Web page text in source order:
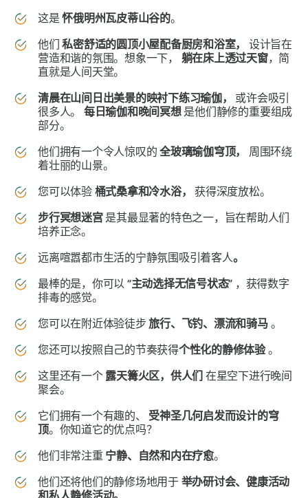
这是怀俄明州瓦皮蒂山谷的。
他们私密舒适的圆顶小屋配备厨房和浴室，
设计旨在
营造和谐的氛围。想象一下， 躺在床上透过天窗，简
直就是人间天堂。
清晨在山间日出美景的映衬下练习瑜伽，
或许会吸引
很多人。 每日瑜伽和晚间冥想 是他们静修的重要组成
部分。
他们拥有一个令人惊叹的全玻璃瑜伽穹顶， 周围环绕
着壮丽的山景。
您可以体验 桶式桑拿和冷水浴，获得深度放松。
步行冥想迷宫 是其最显著的特色之一，旨在帮助人们
培养正念。
远离喧嚣都市生活的宁静氛围吸引着客人。
最棒的是，你可以 “主动选择无信号状态” ，获得数字
排毒的感觉。
您可以在附近体验徒步旅行、飞钓、漂流和骑马 。
您还可以按照自己的节奏获得个性化的静修体验。
这里还有一个 露天篝火区，供人们 在星空下进行晚间
聚会。
它们拥有一个有趣的、 受神圣几何启发而设计的穹
顶。你知道它的优点吗？
他们非常注重 宁静、自然和内在疗愈。
他们还将他们的静修场地用于举办研讨会、健康活动
和私人静修活动​​。